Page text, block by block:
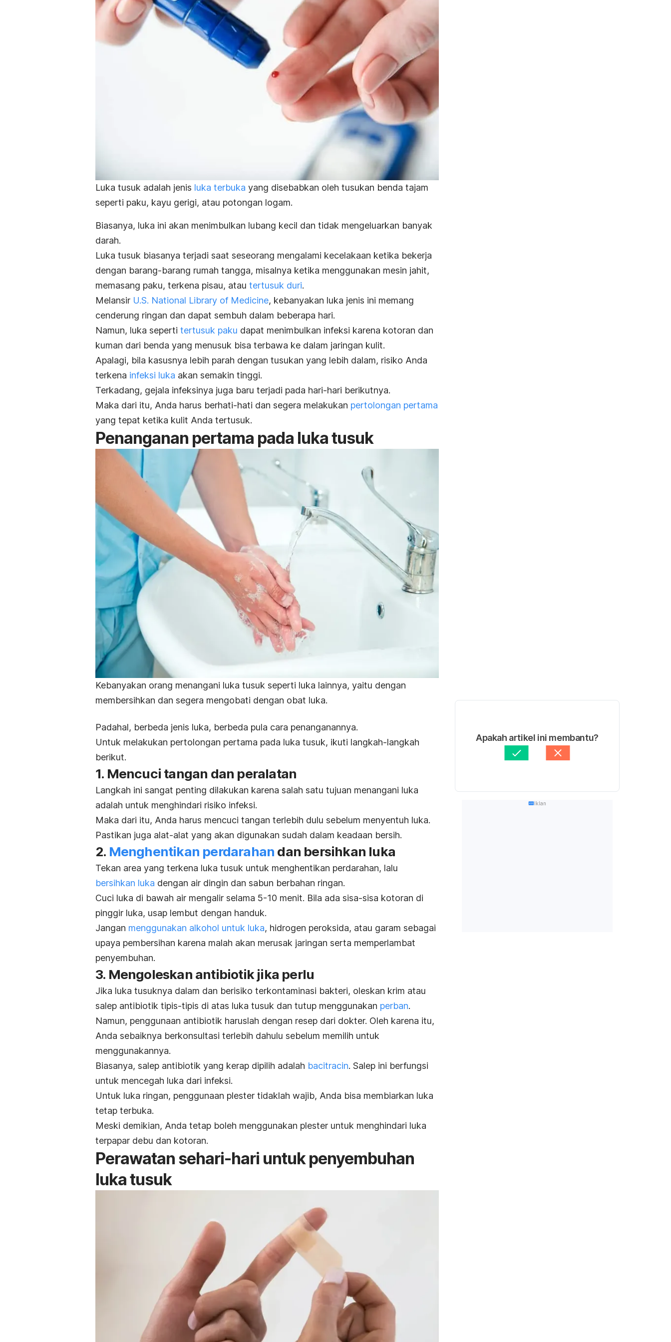
Luka tusuk adalah jenis luka terbuka yang disebabkan oleh tusukan benda tajam
seperti paku, kayu gerigi, atau potongan logam.
Biasanya, luka ini akan menimbulkan lubang kecil dan tidak mengeluarkan banyak
darah.
Luka tusuk biasanya terjadi saat seseorang mengalami kecelakaan ketika bekerja
dengan barang-barang rumah tangga, misalnya ketika menggunakan mesin jahit,
memasang paku, terkena pisau, atau tertusuk duri.
Melansir U.S. National Library of Medicine, kebanyakan luka jenis ini memang
cenderung ringan dan dapat sembuh dalam beberapa hari.
Namun, luka seperti tertusuk paku dapat menimbulkan infeksi karena kotoran dan
kuman dari benda yang menusuk bisa terbawa ke dalam jaringan kulit.
Apalagi, bila kasusnya lebih parah dengan tusukan yang lebih dalam, risiko Anda
terkena infeksi luka akan semakin tinggi.
Terkadang, gejala infeksinya juga baru terjadi pada hari-hari berikutnya.
Maka dari itu, Anda harus berhati-hati dan segera melakukan pertolongan pertama
yang tepat ketika kulit Anda tertusuk.
Penanganan pertama pada luka tusuk
Kebanyakan orang menangani luka tusuk seperti luka lainnya, yaitu dengan
membersihkan dan segera mengobati dengan obat luka.
Padahal, berbeda jenis luka, berbeda pula cara penanganannya.
Untuk melakukan pertolongan pertama pada luka tusuk, ikuti langkah-langkah
berikut.
1. Mencuci tangan dan peralatan
Langkah ini sangat penting dilakukan karena salah satu tujuan menangani luka
adalah untuk menghindari risiko infeksi.
Maka dari itu, Anda harus mencuci tangan terlebih dulu sebelum menyentuh luka.
Pastikan juga alat-alat yang akan digunakan sudah dalam keadaan bersih.
2. Menghentikan perdarahan dan bersihkan luka
Tekan area yang terkena luka tusuk untuk menghentikan perdarahan, lalu
bersihkan luka dengan air dingin dan sabun berbahan ringan.
Cuci luka di bawah air mengalir selama 5-10 menit. Bila ada sisa-sisa kotoran di
pinggir luka, usap lembut dengan handuk.
Jangan menggunakan alkohol untuk luka, hidrogen peroksida, atau garam sebagai
upaya pembersihan karena malah akan merusak jaringan serta memperlambat
penyembuhan.
3. Mengoleskan antibiotik jika perlu
Jika luka tusuknya dalam dan berisiko terkontaminasi bakteri, oleskan krim atau
salep antibiotik tipis-tipis di atas luka tusuk dan tutup menggunakan perban.
Namun, penggunaan antibiotik haruslah dengan resep dari dokter. Oleh karena itu,
Anda sebaiknya berkonsultasi terlebih dahulu sebelum memilih untuk
menggunakannya.
Biasanya, salep antibiotik yang kerap dipilih adalah bacitracin. Salep ini berfungsi
untuk mencegah luka dari infeksi.
Untuk luka ringan, penggunaan plester tidaklah wajib, Anda bisa membiarkan luka
tetap terbuka.
Meski demikian, Anda tetap boleh menggunakan plester untuk menghindari luka
terpapar debu dan kotoran.
Perawatan sehari-hari untuk penyembuhan
luka tusuk
Apakah artikel ini membantu?
Iklan